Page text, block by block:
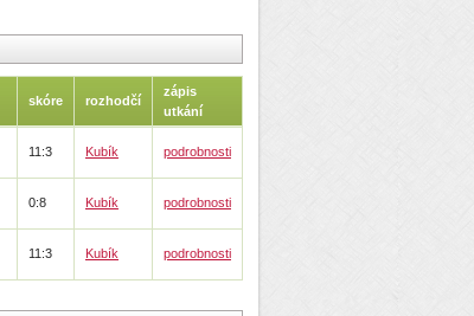
skóre rozhodčí
zápis
utkání
11:3 Kubík podrobnosti
0:8 Kubík podrobnosti
11:3 Kubík podrobnosti